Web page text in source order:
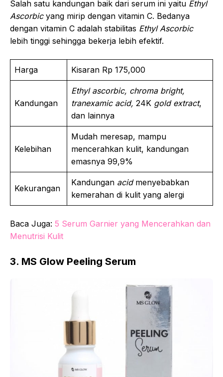
Salah satu kandungan baik dari serum ini yaitu Ethyl
Ascorbicyang mirip dengan vitamin C. Bedanya
dengan vitamin C adalah stabilitas Ethyl Ascorbic
lebih tinggi sehingga bekerja lebih efektif.
Harga Kisaran Rp 175,000
Kandungan
Ethyl ascorbic, chroma bright,
tranexamic acid, 24K gold extract,
dan lainnya
Kelebihan
Mudah meresap, mampu
mencerahkan kulit, kandungan
emasnya 99,9%
Kekurangan
Kandungan acidmenyebabkan
kemerahan di kulit yang alergi
Baca Juga: 5 Serum Garnier yang Mencerahkan dan
Menutrisi Kulit
3. MS Glow Peeling Serum